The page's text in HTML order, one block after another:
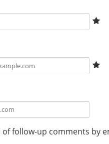
of follow-up comments by